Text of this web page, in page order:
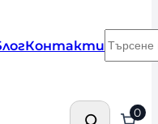
Контакти
Търсене 0